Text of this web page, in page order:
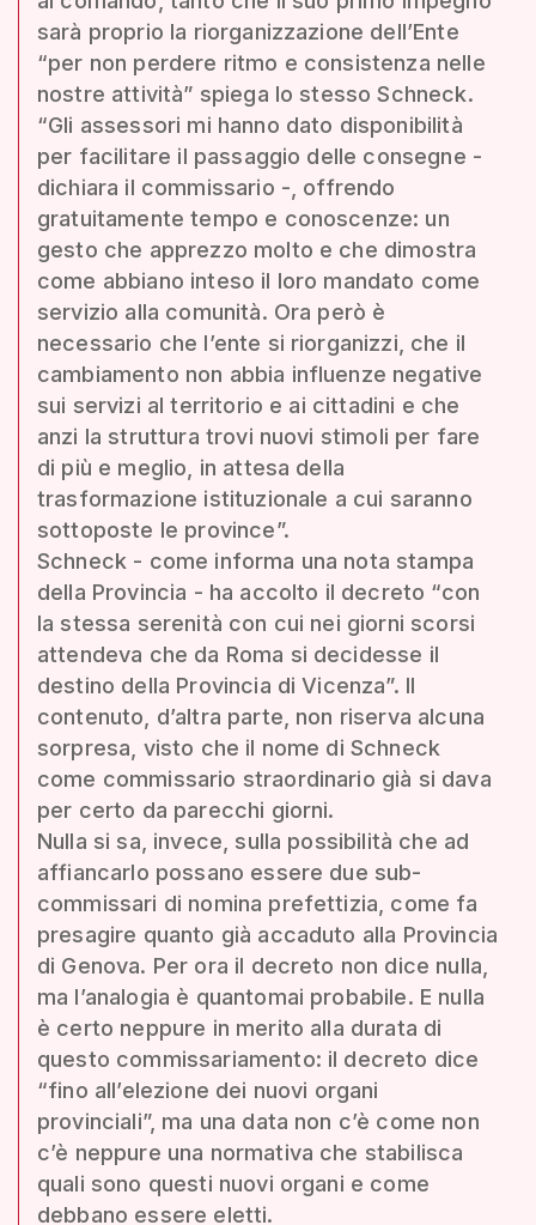
sarà proprio la riorganizzazione dell’Ente
“per non perdere ritmo e consistenza nelle
nostre attività” spiega lo stesso Schneck.
“Gli assessori mi hanno dato disponibilità
per facilitare il passaggio delle consegne -
dichiara il commissario -, offrendo
gratuitamente tempo e conoscenze: un
gesto che apprezzo molto e che dimostra
come abbiano inteso il loro mandato come
servizio alla comunità. Ora però è
necessario che l’ente si riorganizzi, che il
cambiamento non abbia influenze negative
sui servizi al territorio e ai cittadini e che
anzi la struttura trovi nuovi stimoli per fare
di più e meglio, in attesa della
trasformazione istituzionale a cui saranno
sottoposte le province”.
Schneck - come informa una nota stampa
della Provincia - ha accolto il decreto “con
la stessa serenità con cui nei giorni scorsi
attendeva che da Roma si decidesse il
destino della Provincia di Vicenza”. Il
contenuto, d’altra parte, non riserva alcuna
sorpresa, visto che il nome di Schneck
come commissario straordinario già si dava
per certo da parecchi giorni.
Nulla si sa, invece, sulla possibilità che ad
affiancarlo possano essere due sub-
commissari di nomina prefettizia, come fa
presagire quanto già accaduto alla Provincia
di Genova. Per ora il decreto non dice nulla,
ma l’analogia è quantomai probabile. E nulla
è certo neppure in merito alla durata di
questo commissariamento: il decreto dice
“fino all’elezione dei nuovi organi
provinciali”, ma una data non c’è come non
c’è neppure una normativa che stabilisca
quali sono questi nuovi organi e come
debbano essere eletti.